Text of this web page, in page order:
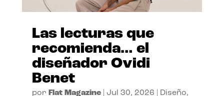
Las lecturas que
recomienda… el
diseñador Ovidi
Benet
por Flat Magazine| Jul 30, 2026 Diseño,